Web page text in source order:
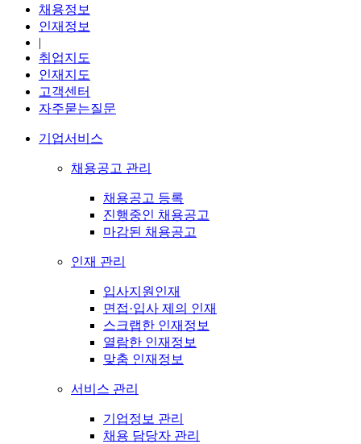
채용정보
인재정보
|
취업지도
인재지도
고객센터
자주묻는질문
기업서비스
채용공고 관리
채용공고 등록
진행중인 채용공고
마감된 채용공고
인재 관리
입사지원인재
면접·입사 제의 인재
스크랩한 인재정보
열람한 인재정보
맞춤 인재정보
서비스 관리
기업정보 관리
채용 담당자 관리